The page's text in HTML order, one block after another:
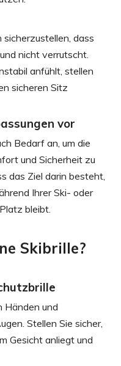
dass
nicht verrutscht.
anfühlt, stellen
sicheren Sitz
vor
Bedarf an, um die
und Sicherheit zu
das Ziel darin besteht,
Ihrer Ski- oder
bleibt.
Skibrille?
Händen und
Stellen Sie sicher,
Gesicht anliegt und